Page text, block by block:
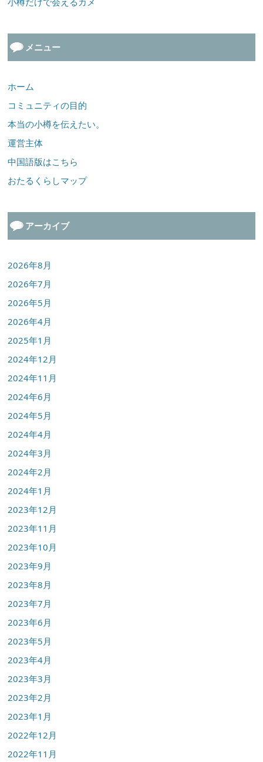
メニュー
ホーム
コミュニティの目的
本当の小樽を伝えたい。
運営主体
中国語版はこちら
おたるくらしマップ
アーカイブ
2026年8月
2026年7月
2026年5月
2026年4月
2025年1月
2024年12月
2024年11月
2024年6月
2024年5月
2024年4月
2024年3月
2024年2月
2024年1月
2023年12月
2023年11月
2023年10月
2023年9月
2023年8月
2023年7月
2023年6月
2023年5月
2023年4月
2023年3月
2023年2月
2023年1月
2022年12月
2022年11月